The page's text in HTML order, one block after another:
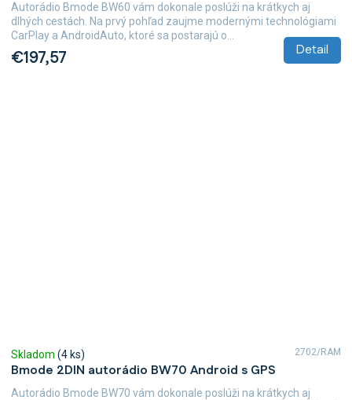
€197,57 Detail
Autorádio Bmode BW60 vám dokonale poslúži na krátkych aj
dlhých cestách. Na prvý pohľad zaujme modernými technológiami
CarPlay a AndroidAuto, ktoré sa postarajú o...
Bmode 2DIN autorádio BW70 Android s GPS
Skladom (4 ks)
Autorádio Bmode BW70 vám dokonale poslúži na krátkych aj
2702/RAM